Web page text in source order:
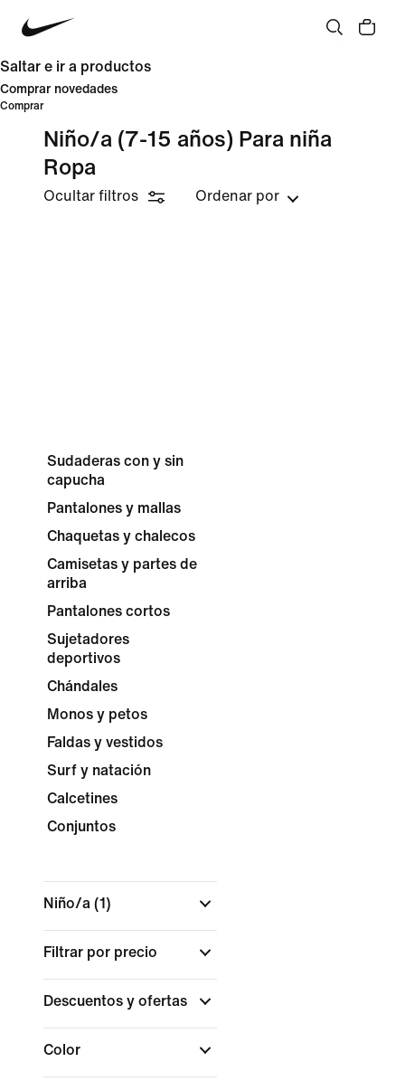
Saltar e ir a productos
Comprar novedades
Comprar
Niño/a (7-15 años) Para niña
Ropa
Ocultar filtros Ordenar por
Sudaderas con y sin
capucha
Pantalones y mallas
Chaquetas y chalecos
Camisetas y partes de
arriba
Pantalones cortos
Sujetadores
deportivos
Chándales
Monos y petos
Faldas y vestidos
Surf y natación
Calcetines
Conjuntos
Niño/a (1)
Filtrar por precio
Descuentos y ofertas
Color